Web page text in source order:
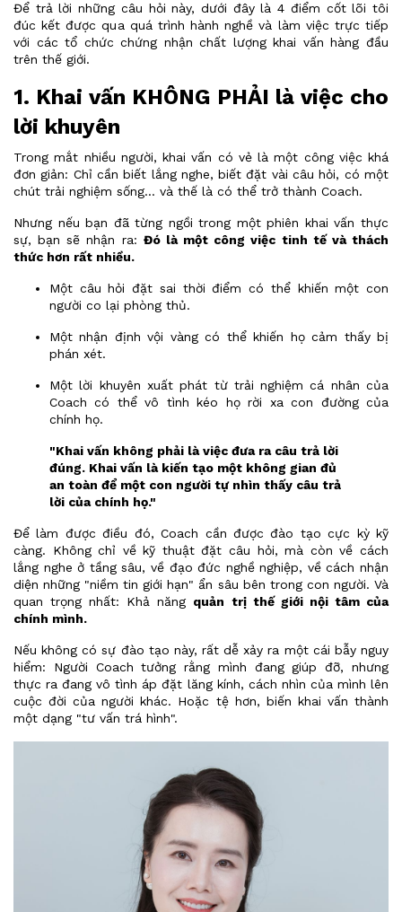
Để trả lời những câu hỏi này, dưới đây là 4 điểm cốt lõi tôi
đúc kết được qua quá trình hành nghề và làm việc trực tiếp
với các tổ chức chứng nhận chất lượng khai vấn hàng đầu
trên thế giới.
1. Khai vấn KHÔNG PHẢI là việc cho
lời khuyên
Trong mắt nhiều người, khai vấn có vẻ là một công việc khá
đơn giản: Chỉ cần biết lắng nghe, biết đặt vài câu hỏi, có một
chút trải nghiệm sống... và thế là có thể trở thành Coach.
Nhưng nếu bạn đã từng ngồi trong một phiên khai vấn thực
sự, bạn sẽ nhận ra: Đó là một công việc tinh tế và thách
thức hơn rất nhiều.
Một câu hỏi đặt sai thời điểm có thể khiến một con
người co lại phòng thủ.
Một nhận định vội vàng có thể khiến họ cảm thấy bị
phán xét.
Một lời khuyên xuất phát từ trải nghiệm cá nhân của
Coach có thể vô tình kéo họ rời xa con đường của
chính họ.
"Khai vấn không phải là việc đưa ra câu trả lời
đúng. Khai vấn là kiến tạo một không gian đủ
an toàn để một con người tự nhìn thấy câu trả
lời của chính họ."
Để làm được điều đó, Coach cần được đào tạo cực kỳ kỹ
càng. Không chỉ về kỹ thuật đặt câu hỏi, mà còn về cách
lắng nghe ở tầng sâu, về đạo đức nghề nghiệp, về cách nhận
diện những "niềm tin giới hạn" ẩn sâu bên trong con người. Và
quan trọng nhất: Khả năng quản trị thế giới nội tâm của
chính mình.
Nếu không có sự đào tạo này, rất dễ xảy ra một cái bẫy nguy
hiểm: Người Coach tưởng rằng mình đang giúp đỡ, nhưng
thực ra đang vô tình áp đặt lăng kính, cách nhìn của mình lên
cuộc đời của người khác. Hoặc tệ hơn, biến khai vấn thành
một dạng "tư vấn trá hình".